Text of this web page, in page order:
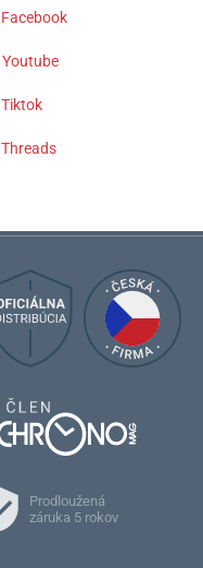
Facebook
Youtube
Tiktok
Threads
Prodloužená
záruka 5 rokov